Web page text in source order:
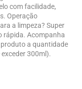
com facilidade,
Operação
a limpeza? Super
rápida. Acompanha
a quantidade
300ml).